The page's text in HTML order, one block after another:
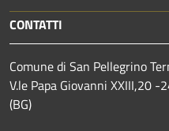
CONTATTI
Comune di San Pellegrino
V.le Papa Giovanni XXIII,20
(BG)